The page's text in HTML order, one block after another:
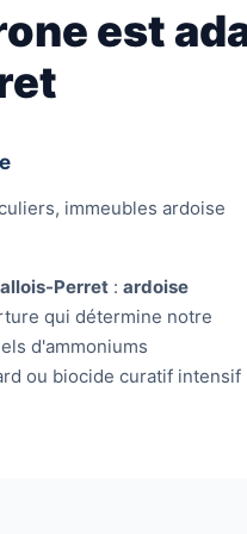
est
immeubles ardoise
Perret : ardoise
qui détermine notre
d'ammoniums
ou biocide curatif intensif